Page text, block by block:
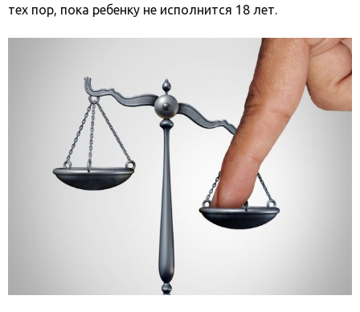
тех пор, пока ребенку не исполнится 18 лет.